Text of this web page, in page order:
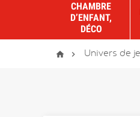
CHAMBRE
D’ENFANT,
DÉCO
  Univers de